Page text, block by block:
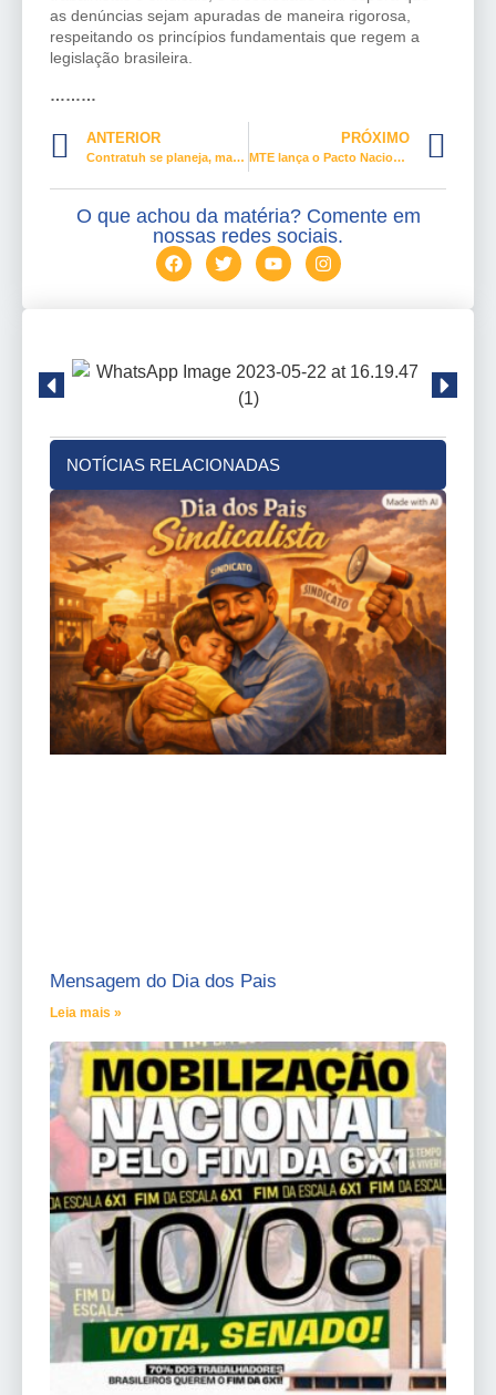
as denúncias sejam apuradas de maneira rigorosa,
respeitando os princípios fundamentais que regem a
legislação brasileira.
………
ANTERIOR
Contratuh se planeja, mas projetos de organizações sindicais estão parados
PRÓXIMO
MTE lança o Pacto Nacional pela Inclusão Produtiva das Juventudes
O que achou da matéria? Comente em
nossas redes sociais.
NOTÍCIAS RELACIONADAS
Mensagem do Dia dos Pais
Leia mais »